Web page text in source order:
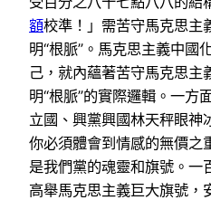
額校準！」需苦守馬克思主
明“根脈”。馬克思主義中國
己，就內蘊著苦守馬克思主
明“根脈”的實際邏輯。一方
立國、興黨興國林天秤眼神
你必須體會到情感的無價之
是我們黨的魂靈和旗號。一
高舉馬克思主義巨大旗號，